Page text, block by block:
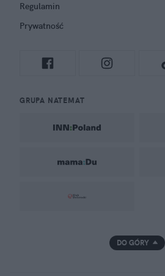
Regulamin
Prywatność
GRUPA NATEMAT
DO GÓRY